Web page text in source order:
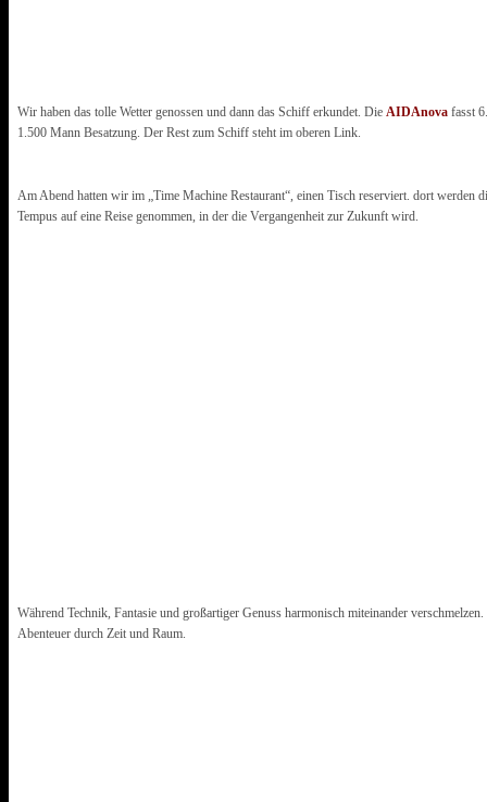
Wir haben das tolle Wetter genossen und dann das Schiff erkundet. Die AIDAnova fasst
1.500 Mann Besatzung. Der Rest zum Schiff steht im oberen Link.
Am Abend hatten wir im „Time Machine Restaurant“, einen Tisch reserviert. dort werden
Tempus auf eine Reise genommen, in der die Vergangenheit zur Zukunft wird.
Während Technik, Fantasie und großartiger Genuss harmonisch miteinander
Abenteuer durch Zeit und Raum.